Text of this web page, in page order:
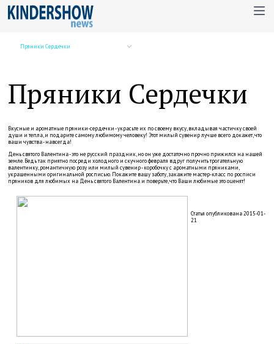
Пряники Сердечки
Пряники Сердечки
Вкусные и ароматные пряники-сердечки - украсьте их по своему вкусу, вкладывая частичку своей
души и тепла, и подарите самому любимому человеку! Этот милый сувенир лучше всего докажет, что
ваши чувства - навсегда!
День святого Валентина - это не русский праздник, но он уже достаточно прочно прижился на нашей
земле. Ведь так приятно посреди холодного и скучного февраля вдруг получить трогательную
валентинку, романтичную розу или милый сувенир - коробочку с ароматными пряниками,
украшенными оригинальной росписью. Покажите вашу заботу, закажите мастер-класс по росписи
пряников для любимых на День святого Валентина и поверьте, что Ваши любимые это оценят!
Статья опубликована 2015-01-
21